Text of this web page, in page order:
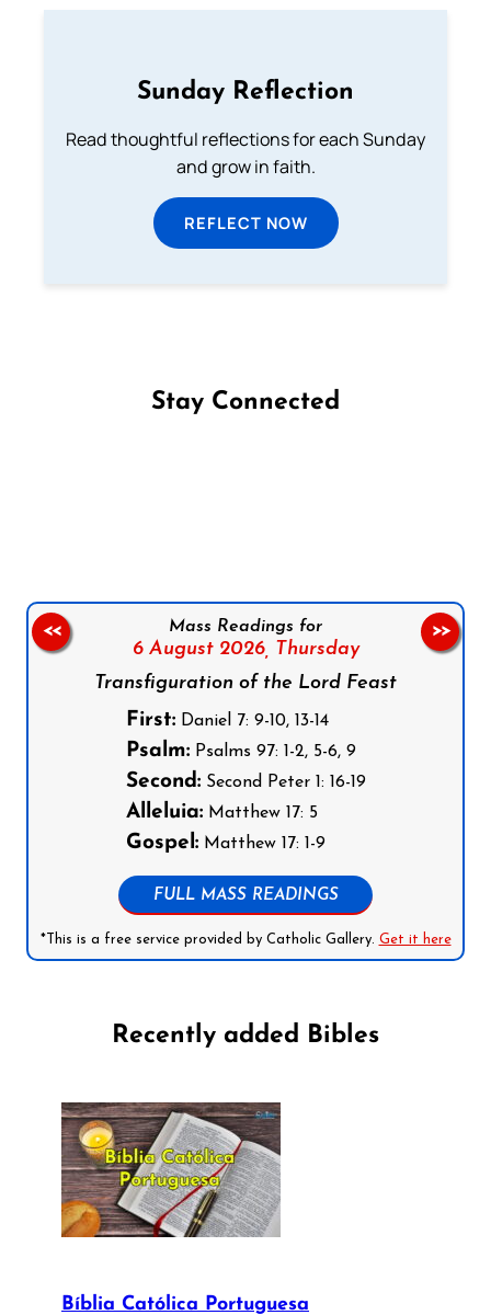
Sunday Reflection
Read thoughtful reflections for each Sunday
and grow in faith.
REFLECT NOW
Stay Connected
Mass Readings for
6 August 2026, Thursday
Transfiguration of the Lord Feast
First:Daniel 7: 9-10, 13-14
Psalm:Psalms 97: 1-2, 5-6, 9
Second:Second Peter 1: 16-19
Alleluia:Matthew 17: 5
Gospel:Matthew 17: 1-9
FULL MASS READINGS
*This is a free service provided by Catholic Gallery. Get it here
<< >>
Recently added Bibles
Bíblia Católica Portuguesa